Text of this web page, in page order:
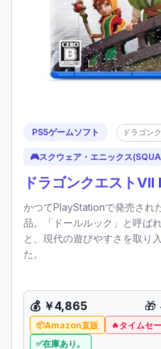
PS5ゲームソフト ドラゴン
🎮スクウェア・エニックス
ドラゴンクエスト
かつてPlayStationで発売され
品。「ドールルック」と呼ば
と、現代の遊びやすさを取り
た。
💰 ￥4,865 🎁
Amazon直販 タイムセ
在庫あり。